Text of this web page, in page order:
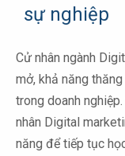
sự nghiệp
Cử nhân ngành
mở, khả năng
trong doanh
nhân Digital
năng để tiếp tục